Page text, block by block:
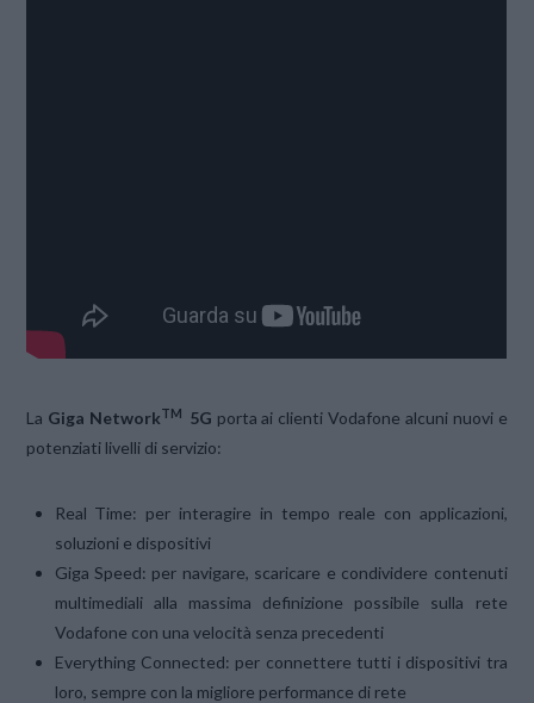
La Giga NetworkTM 5G porta ai clienti Vodafone alcuni nuovi e
potenziati livelli di servizio:
Real Time: per interagire in tempo reale con applicazioni,
soluzioni e dispositivi
Giga Speed: per navigare, scaricare e condividere contenuti
multimediali alla massima definizione possibile sulla rete
Vodafone con una velocità senza precedenti
Everything Connected: per connettere tutti i dispositivi tra
loro, sempre con la migliore performance di rete